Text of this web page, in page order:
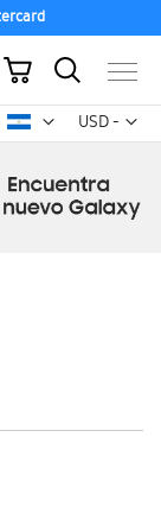
USD -
dólar
Mi carrito